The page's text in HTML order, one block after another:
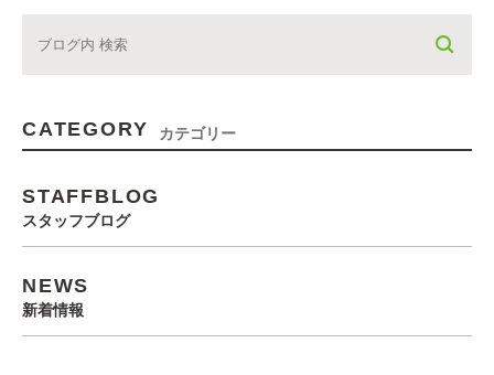
CATEGORY カテゴリー
STAFFBLOG
スタッフブログ
NEWS
新着情報